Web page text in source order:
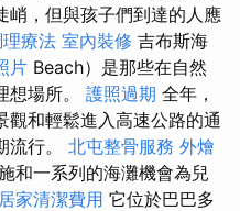
峭，但與孩子們到達的人應
療法 室內裝修 吉布斯海
片 Beach）是那些在自然
想場所。 護照過期 全年，
觀和輕鬆進入高速公路的通
流行。 北屯整骨服務 外燴
和一系列的海灘機會為兒
居家清潔費用 它位於巴巴多